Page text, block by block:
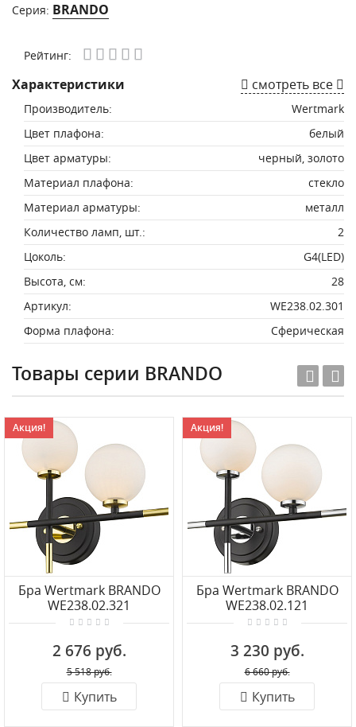
Серия: BRANDO
Рейтинг:
Характеристики смотреть все
Производитель:
Wertmark
Цвет плафона:
белый
Цвет арматуры:
черный, золото
Материал плафона:
стекло
Материал арматуры:
металл
Количество ламп, шт.:
2
Цоколь:
G4(LED)
Высота, см:
28
Артикул:
WE238.02.301
Форма плафона:
Сферическая
Товары серии BRANDO
Акция!
Бра Wertmark BRANDO
WE238.02.321
2 676 руб.
5 518 руб.
Купить
Акция!
Бра Wertmark BRANDO
WE238.02.121
3 230 руб.
6 660 руб.
Купить